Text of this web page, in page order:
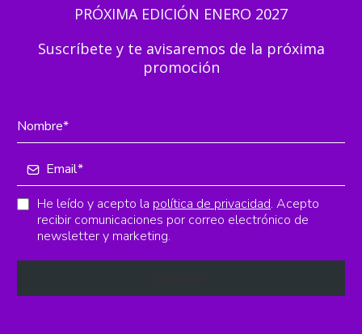
PRÓXIMA EDICIÓN ENERO 2027
Suscríbete y te avisaremos de la próxima
promoción
He leído y acepto la política de privacidad. Acepto
recibir comunicaciones por correo electrónico de
newsletter y marketing.